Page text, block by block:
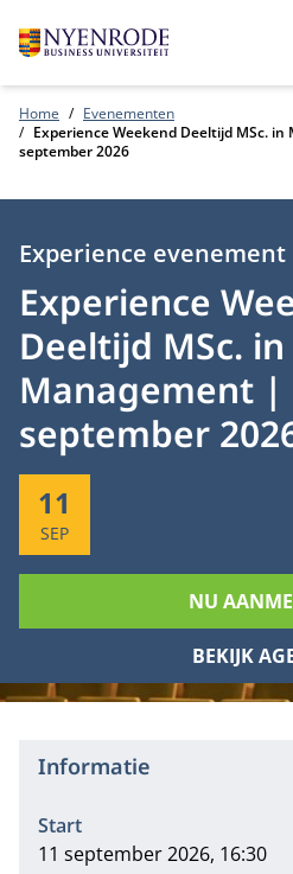
Home
Evenementen
Experience Weekend Deeltijd MSc.
september 2026
Experience
Deeltijd MSc. in
Management |
september
Type:
Experience evenement
Start:
11
SEP
NU
BEKIJK
Informatie
Start
11 september 2026, 16:30